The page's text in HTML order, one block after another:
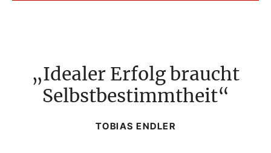
Idealer Erfolg braucht
Selbstbestimmtheit
TOBIAS ENDLER